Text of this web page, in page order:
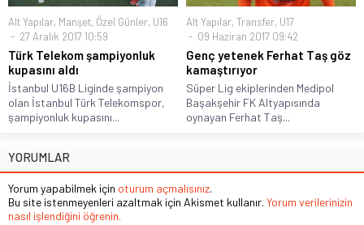
Alt Yapılar, Manşet, Özel Günler, U16
27 Aralık 2017 10:59
Türk Telekom şampiyonluk
kupasını aldı
İstanbul U16B Liginde şampiyon
olan İstanbul Türk Telekomspor,
şampiyonluk kupasını...
Alt Yapılar, Transfer, U17
09 Haziran 2017 09:42
Genç yetenek Ferhat Taş göz
kamaştırıyor
Süper Lig ekiplerinden Medipol
Başakşehir FK Altyapısında
oynayan Ferhat Taş...
YORUMLAR
Yorum yapabilmek için oturum açmalısınız.
Bu site istenmeyenleri azaltmak için Akismet kullanır. Yorum verilerinizin
nasıl işlendiğini öğrenin.